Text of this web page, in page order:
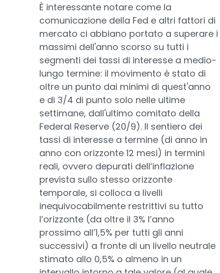
È interessante notare come la
comunicazione della Fed e altri fattori di
mercato ci abbiano portato a superare i
massimi dell'anno scorso su tutti i
segmenti dei tassi di interesse a medio-
lungo termine: il movimento è stato di
oltre un punto dai minimi di quest'anno
e di 3/4 di punto solo nelle ultime
settimane, dall'ultimo comitato della
Federal Reserve (20/9). Il sentiero dei
tassi di interesse a termine (di anno in
anno con orizzonte 12 mesi) in termini
reali, ovvero depurati dell’inflazione
prevista sullo stesso orizzonte
temporale, si colloca a livelli
inequivocabilmente restrittivi su tutto
l’orizzonte (da oltre il 3% l’anno
prossimo all’1,5% per tutti gli anni
successivi) a fronte di un livello neutrale
stimato allo 0,5% o almeno in un